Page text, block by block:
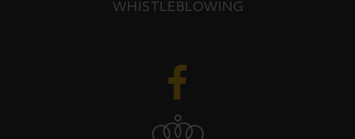
WHISTLEBLOWING